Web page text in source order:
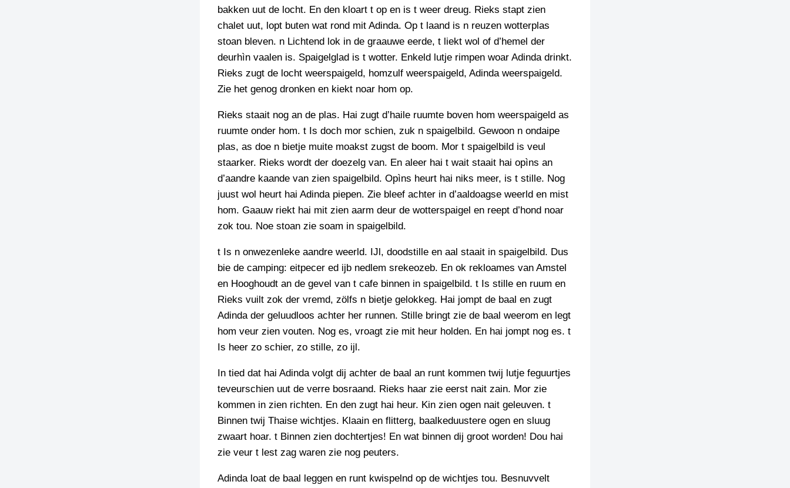
bakken uut de locht. En den kloart t op en is t weer dreug. Rieks stapt zien
chalet uut, lopt buten wat rond mit Adinda. Op t laand is n reuzen wotterplas
stoan bleven. n Lichtend lok in de graauwe eerde, t liekt wol of d’hemel der
deurhìn vaalen is. Spaigelglad is t wotter. Enkeld lutje rimpen woar Adinda drinkt.
Rieks zugt de locht weerspaigeld, homzulf weerspaigeld, Adinda weerspaigeld.
Zie het genog dronken en kiekt noar hom op.
Rieks staait nog an de plas. Hai zugt d’haile ruumte boven hom weerspaigeld as
ruumte onder hom. t Is doch mor schien, zuk n spaigelbild. Gewoon n ondaipe
plas, as doe n bietje muite moakst zugst de boom. Mor t spaigelbild is veul
staarker. Rieks wordt der doezelg van. En aleer hai t wait staait hai opìns an
d’aandre kaande van zien spaigelbild. Opìns heurt hai niks meer, is t stille. Nog
juust wol heurt hai Adinda piepen. Zie bleef achter in d’aaldoagse weerld en mist
hom. Gaauw riekt hai mit zien aarm deur de wotterspaigel en reept d’hond noar
zok tou. Noe stoan zie soam in spaigelbild.
t Is n onwezenleke aandre weerld. IJl, doodstille en aal staait in spaigelbild. Dus
bie de camping: eitpecer ed ijb nedlem srekeozeb. En ok rekloames van Amstel
en Hooghoudt an de gevel van t cafe binnen in spaigelbild. t Is stille en ruum en
Rieks vuilt zok der vremd, zölfs n bietje gelokkeg. Hai jompt de baal en zugt
Adinda der geluudloos achter her runnen. Stille bringt zie de baal weerom en legt
hom veur zien vouten. Nog es, vroagt zie mit heur holden. En hai jompt nog es. t
Is heer zo schier, zo stille, zo ijl.
In tied dat hai Adinda volgt dij achter de baal an runt kommen twij lutje feguurtjes
teveurschien uut de verre bosraand. Rieks haar zie eerst nait zain. Mor zie
kommen in zien richten. En den zugt hai heur. Kin zien ogen nait geleuven. t
Binnen twij Thaise wichtjes. Klaain en flitterg, baalkeduustere ogen en sluug
zwaart hoar. t Binnen zien dochtertjes! En wat binnen dij groot worden! Dou hai
zie veur t lest zag waren zie nog peuters.
Adinda loat de baal leggen en runt kwispelnd op de wichtjes tou. Besnuvvelt